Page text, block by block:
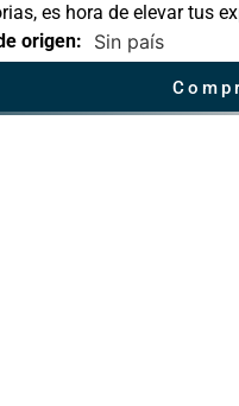
es hora de elevar tus
origen:
Sin país